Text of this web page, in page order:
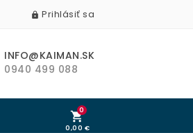
 Prihlásiť sa
INFO@KAIMAN.SK
0940 499 088

0
0,00 €